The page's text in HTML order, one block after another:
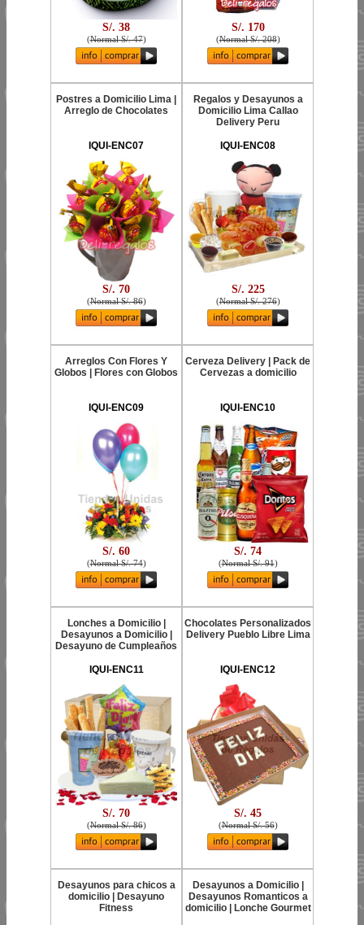
S/. 38
(Normal S/. 47)
S/. 170
(Normal S/. 208)
Postres a Domicilio Lima |
Arreglo de Chocolates
IQUI-ENC07
S/. 70
(Normal S/. 86)
Regalos y Desayunos a
Domicilio Lima Callao
Delivery Peru
IQUI-ENC08
S/. 225
(Normal S/. 276)
Arreglos Con Flores Y
Globos | Flores con Globos
IQUI-ENC09
S/. 60
(Normal S/. 74)
Cerveza Delivery | Pack de
Cervezas a domicilio
IQUI-ENC10
S/. 74
(Normal S/. 91)
Lonches a Domicilio |
Desayunos a Domicilio |
Desayuno de Cumpleaños
IQUI-ENC11
S/. 70
(Normal S/. 86)
Chocolates Personalizados
Delivery Pueblo Libre Lima
IQUI-ENC12
S/. 45
(Normal S/. 56)
Desayunos para chicos a
domicilio | Desayuno
Fitness
Desayunos a Domicilio |
Desayunos Romanticos a
domicilio | Lonche Gourmet